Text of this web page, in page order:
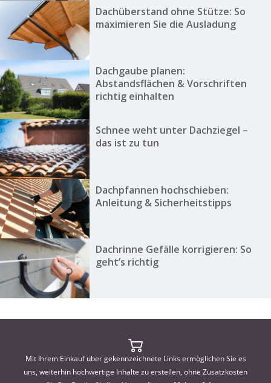
Dachüberstand ohne Stütze: So
maximieren Sie die Ausladung
Dachgaube planen:
Abstandsflächen & Vorschriften
richtig einhalten
Schnee weht unter Dachziegel –
das ist zu tun
Dachpfannen hochschieben:
Anleitung & Sicherheitstipps
Dachrinne Gefälle korrigieren: So
geht’s richtig
Mit Ihrem Einkauf über gekennzeichnete Links ermöglichen Sie es
uns, weiterhin hochwertige Inhalte zu erstellen, ohne Zusatzkosten